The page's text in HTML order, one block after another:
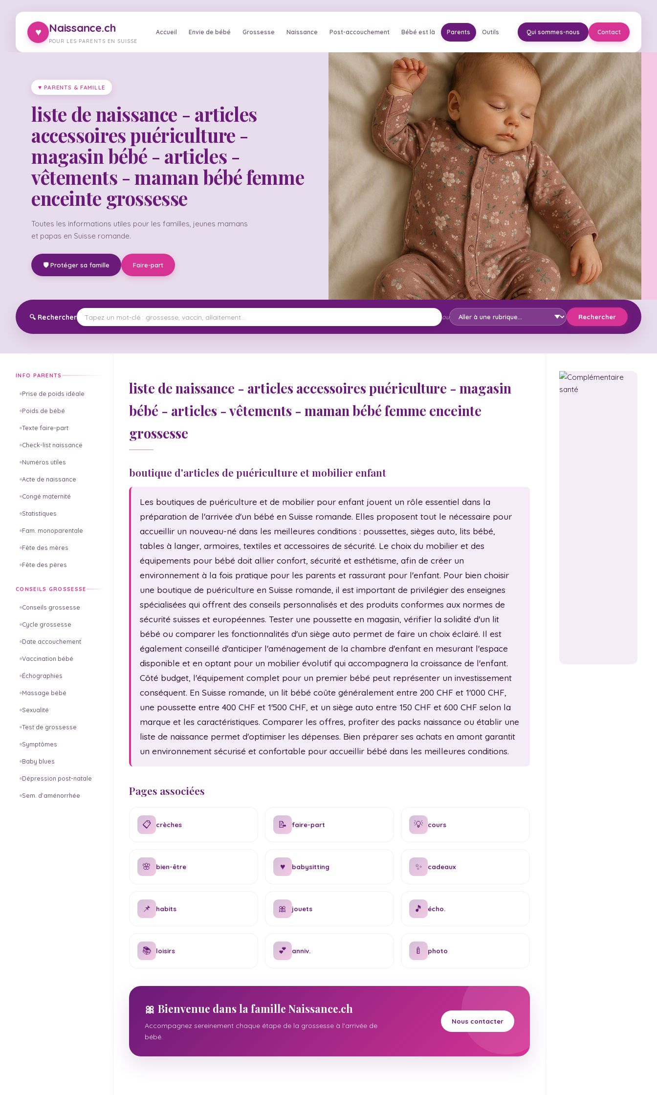
♥ Naissance.ch
POUR LES PARENTS EN SUISSE
Accueil Envie de bébé Grossesse Naissance Post-accouchement Bébé est là Parents Outils Qui sommes-nous Contact
♥ PARENTS & FAMILLE
liste de naissance - articles
accessoires puériculture -
magasin bébé - articles -
vêtements - maman bébé femme
enceinte grossesse
Toutes les informations utiles pour les familles, jeunes mamans
et papas en Suisse romande.
🛡️ Protéger sa famille Faire-part
🔍 Rechercher ou Rechercher
INFO PARENTS
Prise de poids idéale
Poids de bébé
Texte faire-part
Check-list naissance
Numéros utiles
Acte de naissance
Congé maternité
Statistiques
Fam. monoparentale
Fête des mères
Fête des pères
CONSEILS GROSSESSE
Conseils grossesse
Cycle grossesse
Date accouchement
Vaccination bébé
Échographies
Massage bébé
Sexualité
Test de grossesse
Symptômes
Baby blues
Dépression post-natale
Sem. d'aménorrhée
liste de naissance - articles accessoires puériculture - magasin
bébé - articles - vêtements - maman bébé femme enceinte
grossesse
boutique d'articles de puériculture et mobilier enfant
Les boutiques de puériculture et de mobilier pour enfant jouent un rôle essentiel dans la
préparation de l'arrivée d'un bébé en Suisse romande. Elles proposent tout le nécessaire pour
accueillir un nouveau-né dans les meilleures conditions : poussettes, sièges auto, lits bébé,
tables à langer, armoires, textiles et accessoires de sécurité. Le choix du mobilier et des
équipements pour bébé doit allier confort, sécurité et esthétisme, afin de créer un
environnement à la fois pratique pour les parents et rassurant pour l'enfant. Pour bien choisir
une boutique de puériculture en Suisse romande, il est important de privilégier des enseignes
spécialisées qui offrent des conseils personnalisés et des produits conformes aux normes de
sécurité suisses et européennes. Tester une poussette en magasin, vérifier la solidité d'un lit
bébé ou comparer les fonctionnalités d'un siège auto permet de faire un choix éclairé. Il est
également conseillé d'anticiper l'aménagement de la chambre d'enfant en mesurant l'espace
disponible et en optant pour un mobilier évolutif qui accompagnera la croissance de l'enfant.
Côté budget, l'équipement complet pour un premier bébé peut représenter un investissement
conséquent. En Suisse romande, un lit bébé coûte généralement entre 200 CHF et 1'000 CHF,
une poussette entre 400 CHF et 1'500 CHF, et un siège auto entre 150 CHF et 600 CHF selon la
marque et les caractéristiques. Comparer les offres, profiter des packs naissance ou établir une
liste de naissance permet d'optimiser les dépenses. Bien préparer ses achats en amont garantit
un environnement sécurisé et confortable pour accueillir bébé dans les meilleures conditions.
Pages associées
📋 crèches 📝 faire-part 💡 cours
🌸 bien-être ♥ babysitting ✨ cadeaux
📌 habits 🎀 jouets 🎵 écho.
📚 loisirs 💕 anniv. 🍼 photo
🎀 Bienvenue dans la famille Naissance.ch
Accompagnez sereinement chaque étape de la grossesse à l'arrivée de
bébé.
Nous contacter